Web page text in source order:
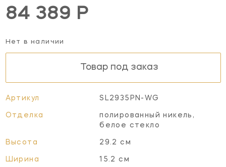
84 389 Р
Нет в наличии
Товар под заказ
Артикул SL2935PN-WG
Отделка
полированный никель,
белое стекло
Высота 29.2 см
Ширина 15.2 см